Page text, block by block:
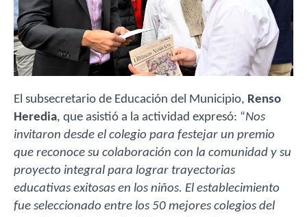
El subsecretario de Educación del Municipio, Renso
Heredia, que asistió a la actividad expresó: “Nos
invitaron desde el colegio para festejar un premio
que reconoce su colaboración con la comunidad y su
proyecto integral para lograr trayectorias
educativas exitosas en los niños. El establecimiento
fue seleccionado entre los 50 mejores colegios del